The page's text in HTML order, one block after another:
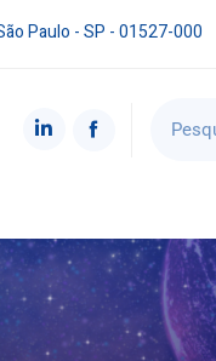
Paulo - SP - 01527-000